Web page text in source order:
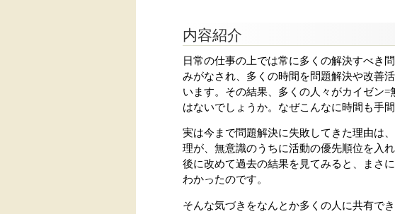
内容紹介
日常の仕事の上では常に多くの解決すべき
みがなされ、多くの時間を問題解決や改善
います。その結果、多くの人々がカイゼン
はないでしょうか。なぜこんなに時間も手
実は今まで問題解決に失敗してきた理由は
理が、無意識のうちに活動の優先順位を入
後に改めて過去の結果を見てみると、まさ
わかったのです。
そんな気づきをなんとか多くの人に共有で